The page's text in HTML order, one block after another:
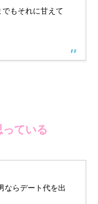
もそれに甘えて
ている
ならデート代を出